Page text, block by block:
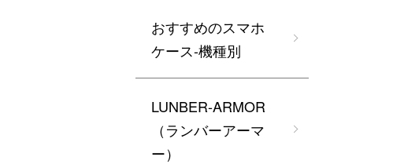
おすすめのスマホ
ケース-機種別
LUNBER-ARMOR
（ランバーアーマ
ー）